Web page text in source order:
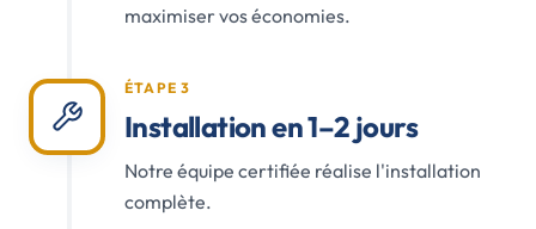
maximiser vos économies.
ÉTAPE 3
Installation en 1–2 jours
Notre équipe certifiée réalise l'installation
complète.